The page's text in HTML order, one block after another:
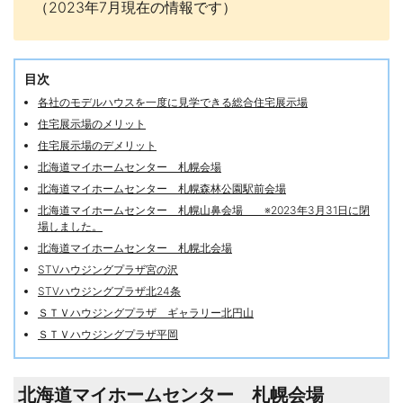
（2023年7月現在の情報です）
目次
各社のモデルハウスを一度に見学できる総合住宅展示場
住宅展示場のメリット
住宅展示場のデメリット
北海道マイホームセンター 札幌会場
北海道マイホームセンター 札幌森林公園駅前会場
北海道マイホームセンター 札幌山鼻会場 ※2023年3月31日に閉
場しました。
北海道マイホームセンター 札幌北会場
STVハウジングプラザ宮の沢
STVハウジングプラザ北24条
ＳＴＶハウジングプラザ ギャラリー北円山
ＳＴＶハウジングプラザ平岡
北海道マイホームセンター 札幌会場